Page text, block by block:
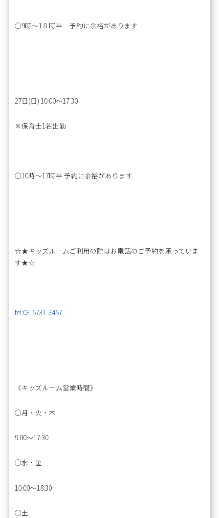
◯9時～1８時半 予約に余裕があります
27日(日) 10:00～17:30
※保育士1名出勤
◯10時～17時半 予約に余裕があります
☆★キッズルームご利用の際はお電話のご予約を承っていま
す★☆
tel:03-5731-3457
《キッズルーム営業時間》
◯月・火・木
9:00～17:30
◯水・金
10:00～18:30
◯土